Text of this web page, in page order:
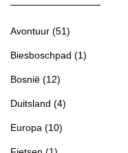
Avontuur (51)
Biesboschpad (1)
Bosnië (12)
Duitsland (4)
Europa (10)